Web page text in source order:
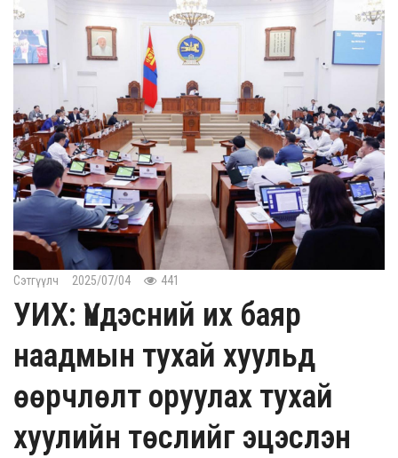
Сэтгүүлч 2025/07/04 441
УИХ: Үндэсний их баяр
наадмын тухай хуульд
өөрчлөлт оруулах тухай
хуулийн төслийг эцэслэн